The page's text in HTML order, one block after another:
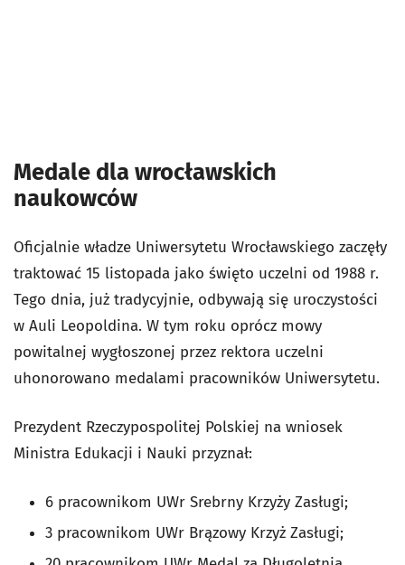
Medale dla wrocławskich
naukowców
Oficjalnie władze Uniwersytetu Wrocławskiego zaczęły
traktować 15 listopada jako święto uczelni od 1988 r.
Tego dnia, już tradycyjnie, odbywają się uroczystości
w Auli Leopoldina. W tym roku oprócz mowy
powitalnej wygłoszonej przez rektora uczelni
uhonorowano medalami pracowników Uniwersytetu.
Prezydent Rzeczypospolitej Polskiej na wniosek
Ministra Edukacji i Nauki przyznał:
6 pracownikom UWr Srebrny Krzyży Zasługi;
3 pracownikom UWr Brązowy Krzyż Zasługi;